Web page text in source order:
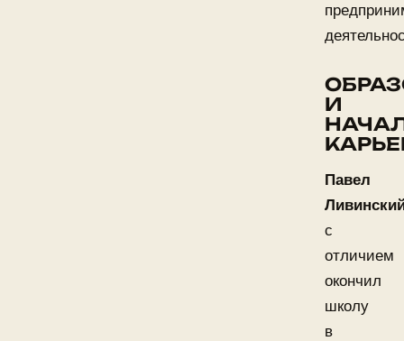
И
Павел
с
отличием
окончил
школу
в